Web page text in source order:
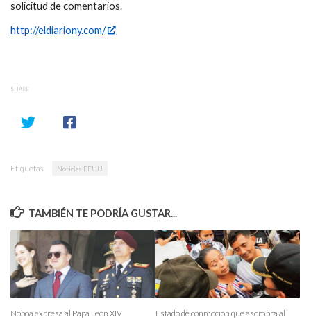
solicitud de comentarios.
http://eldiariony.com/
SHARE
Etiquetas: Noticias EEUU
TAMBIÉN TE PODRÍA GUSTAR...
Noboa expresa al Papa León XIV
Estado de conmoción que asombra al